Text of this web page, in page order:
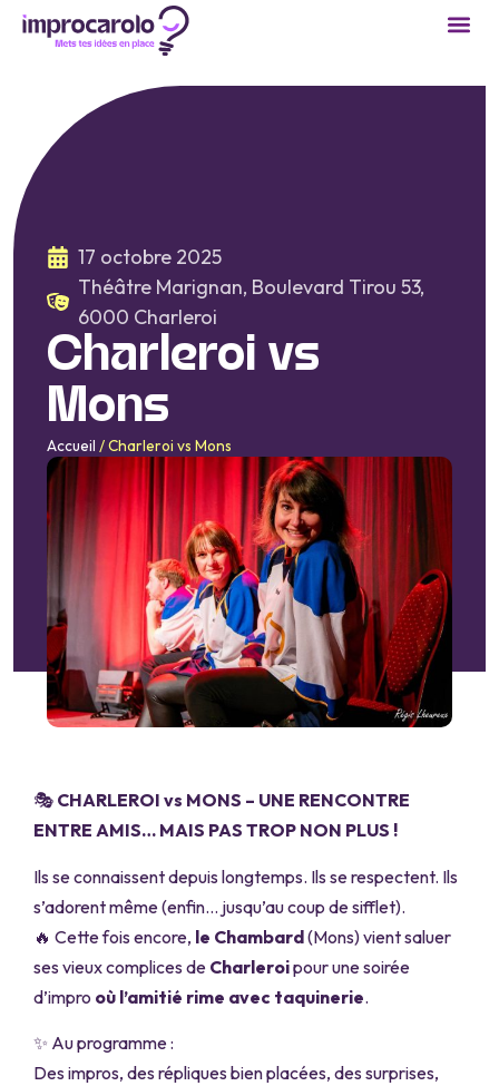
17 octobre 2025
Théâtre Marignan, Boulevard Tirou 53,
6000 Charleroi
Charleroi vs
Mons
Accueil /Charleroi vs Mons
🎭 CHARLEROI vs MONS – UNE RENCONTRE
ENTRE AMIS… MAIS PAS TROP NON PLUS !
Ils se connaissent depuis longtemps. Ils se respectent. Ils
s’adorent même (enfin… jusqu’au coup de sifflet).
🔥 Cette fois encore, le Chambard(Mons) vient saluer
ses vieux complices de Charleroipour une soirée
d’impro où l’amitié rime avec taquinerie.
✨ Au programme :
Des impros, des répliques bien placées, des surprises,